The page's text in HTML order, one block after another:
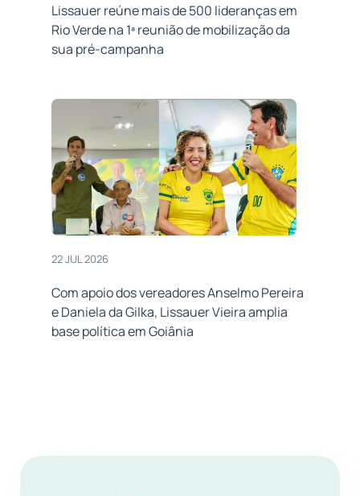
Lissauer reúne mais de 500 lideranças em
Rio Verde na 1ª reunião de mobilização da
sua pré-campanha
22 JUL 2026
Com apoio dos vereadores Anselmo Pereira
e Daniela da Gilka, Lissauer Vieira amplia
base política em Goiânia